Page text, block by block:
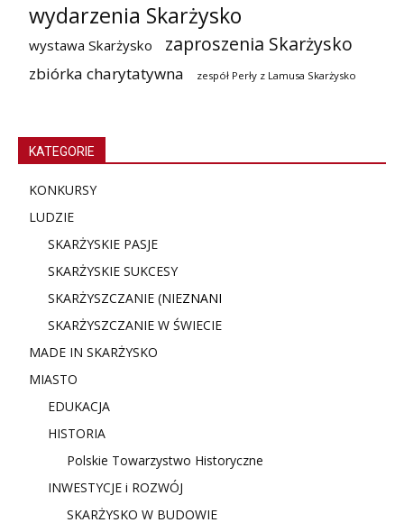
wydarzenia Skarżysko
wystawa Skarżysko zaproszenia Skarżysko
zbiórka charytatywna zespół Perły z Lamusa Skarżysko
KATEGORIE
KONKURSY
LUDZIE
SKARŻYSKIE PASJE
SKARŻYSKIE SUKCESY
SKARŻYSZCZANIE (NIEZNANI
SKARŻYSZCZANIE W ŚWIECIE
MADE IN SKARŻYSKO
MIASTO
EDUKACJA
HISTORIA
Polskie Towarzystwo Historyczne
INWESTYCJE i ROZWÓJ
SKARŻYSKO W BUDOWIE